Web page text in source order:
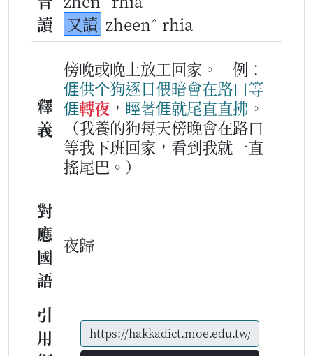
讀
又讀 zheen^ rhia
釋
義
傍晚或晚上放工回家。
例：
𠊎供个狗逐日偎暗會在路口等
𠊎轉夜 ， 䀴著𠊎就尾直直拂 。
（我養的狗每天傍晚會在路口
等我下班回家，看到我就一直
搖尾巴。）
對
應
國
語
夜歸
引
用